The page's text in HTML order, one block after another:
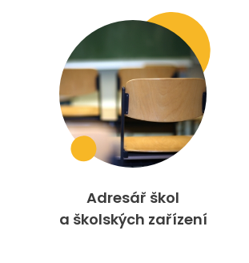
Adresář škol
a školských zařízení